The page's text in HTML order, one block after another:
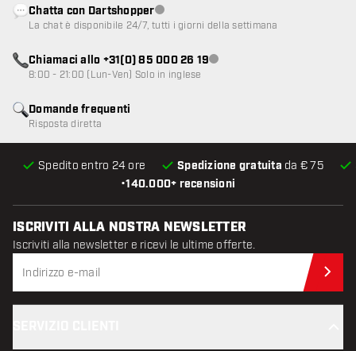
•140.000+ recensioni
Spedito entro 24 ore Spedizione gratuita da € 75
Domande frequenti
Risposta diretta
Chatta con DartshopperServizio clienti non disponibile
La chat è disponibile 24/7, tutti i giorni della settimana
Chiamaci allo +31(0) 85 000 26 19Servizio clienti non disponibile
8:00 - 21:00 (Lun-Ven) Solo in inglese
ISCRIVITI ALLA NOSTRA NEWSLETTER
Iscriviti alla newsletter e ricevi le ultime offerte.